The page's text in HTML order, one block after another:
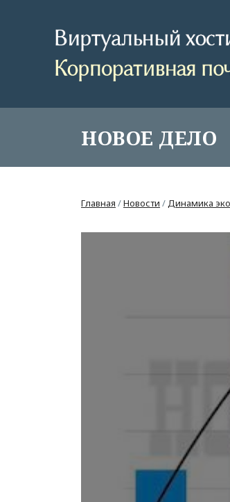
НОВОЕ ДЕЛО
Главная /Новости /Динамика